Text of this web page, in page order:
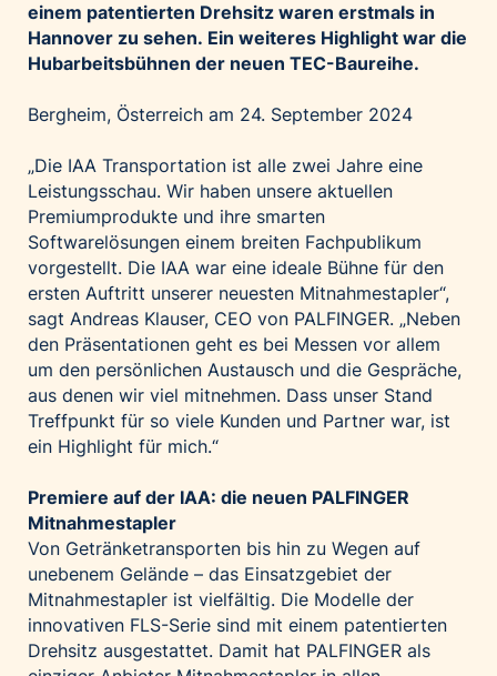
Ökopharm
Palfinger AG
REXEL Austria
Starbucks
Superbrands Austria
Tante Fanny
Vollpension
win2day
Wolt
woom bikes
Kontakt
einem patentierten Drehsitz waren erstmals in
Hannover zu sehen. Ein weiteres Highlight war die
Hubarbeitsbühnen der neuen TEC-Baureihe.
Bergheim, Österreich am 24. September 2024
„Die IAA Transportation ist alle zwei Jahre eine
Leistungsschau. Wir haben unsere aktuellen
Premiumprodukte und ihre smarten
Softwarelösungen einem breiten Fachpublikum
vorgestellt. Die IAA war eine ideale Bühne für den
ersten Auftritt unserer neuesten Mitnahmestapler“,
sagt Andreas Klauser, CEO von PALFINGER. „Neben
den Präsentationen geht es bei Messen vor allem
um den persönlichen Austausch und die Gespräche,
aus denen wir viel mitnehmen. Dass unser Stand
Treffpunkt für so viele Kunden und Partner war, ist
ein Highlight für mich.“
Premiere auf der IAA: die neuen PALFINGER
Mitnahmestapler
Von Getränketransporten bis hin zu Wegen auf
unebenem Gelände – das Einsatzgebiet der
Mitnahmestapler ist vielfältig. Die Modelle der
innovativen FLS-Serie sind mit einem patentierten
Drehsitz ausgestattet. Damit hat PALFINGER als